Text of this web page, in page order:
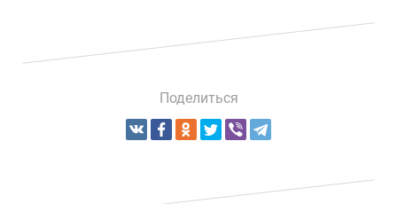
Поделиться